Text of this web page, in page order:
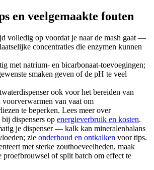
en veelgemaakte fouten
volledig op voordat je naar de mash gaat —
concentraties die enzymen kunnen
met natrium- en bicarbonaat-toevoegingen;
smaken geven of de pH te veel
ook voor het bereiden van
voorverwarmen van vaat om
te beperken. Lees meer over
dispensers op energieverbruik en kosten.
je dispenser — kalk kan mineralenbalans
zie onderhoud en ontkalken voor tips.
met sterke zouthoeveelheden, maak
proefbrouwsel of split batch om effect te